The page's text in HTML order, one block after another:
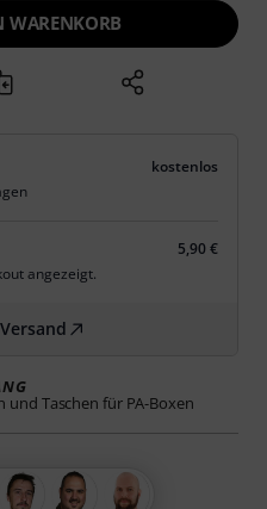
WARENKORB
kostenlos
5,90 €
angezeigt.
und Taschen für PA-Boxen